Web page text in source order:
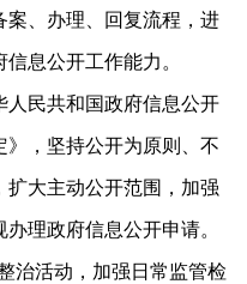
案、办理、回复流程，进
息公开工作能力。
民共和国政府信息公开
，坚持公开为原则、不
大主动公开范围，加强
理政府信息公开申请。
治活动，加强日常监管检